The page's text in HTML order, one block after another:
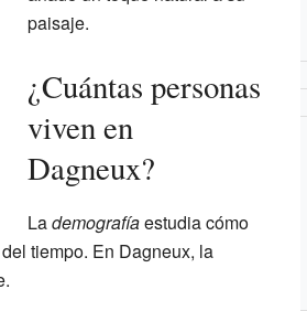
paisaje.
¿Cuántas personas
viven en
Dagneux?
Lademografíaestudia cómo
tiempo. En Dagneux, la